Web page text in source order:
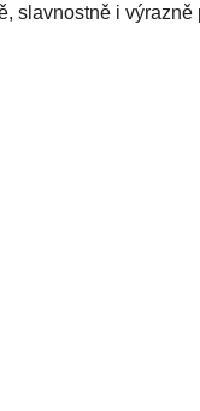
slavnostně i výrazně